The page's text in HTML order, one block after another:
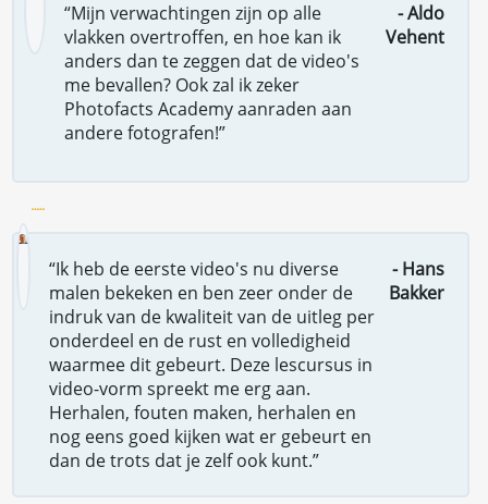
“Mijn verwachtingen zijn op alle
vlakken overtroffen, en hoe kan ik
anders dan te zeggen dat de video's
me bevallen? Ook zal ik zeker
Photofacts Academy aanraden aan
andere fotografen!”
- Aldo
Vehent
“Ik heb de eerste video's nu diverse
malen bekeken en ben zeer onder de
indruk van de kwaliteit van de uitleg per
onderdeel en de rust en volledigheid
waarmee dit gebeurt. Deze lescursus in
video-vorm spreekt me erg aan.
Herhalen, fouten maken, herhalen en
nog eens goed kijken wat er gebeurt en
dan de trots dat je zelf ook kunt.”
- Hans
Bakker